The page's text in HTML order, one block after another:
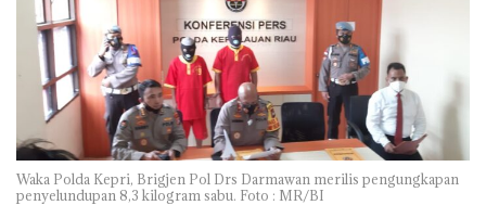
Waka Polda Kepri, Brigjen Pol Drs Darmawan merilis pengungkapan
penyelundupan 8,3 kilogram sabu. Foto : MR/BI